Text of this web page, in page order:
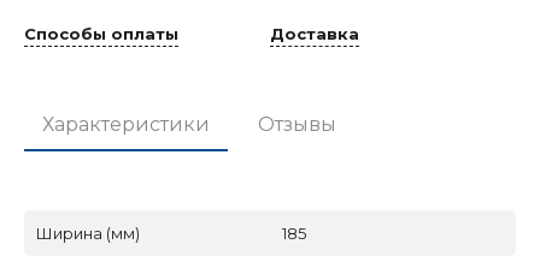
Способы оплаты Доставка
Характеристики Отзывы
Ширина (мм) 185